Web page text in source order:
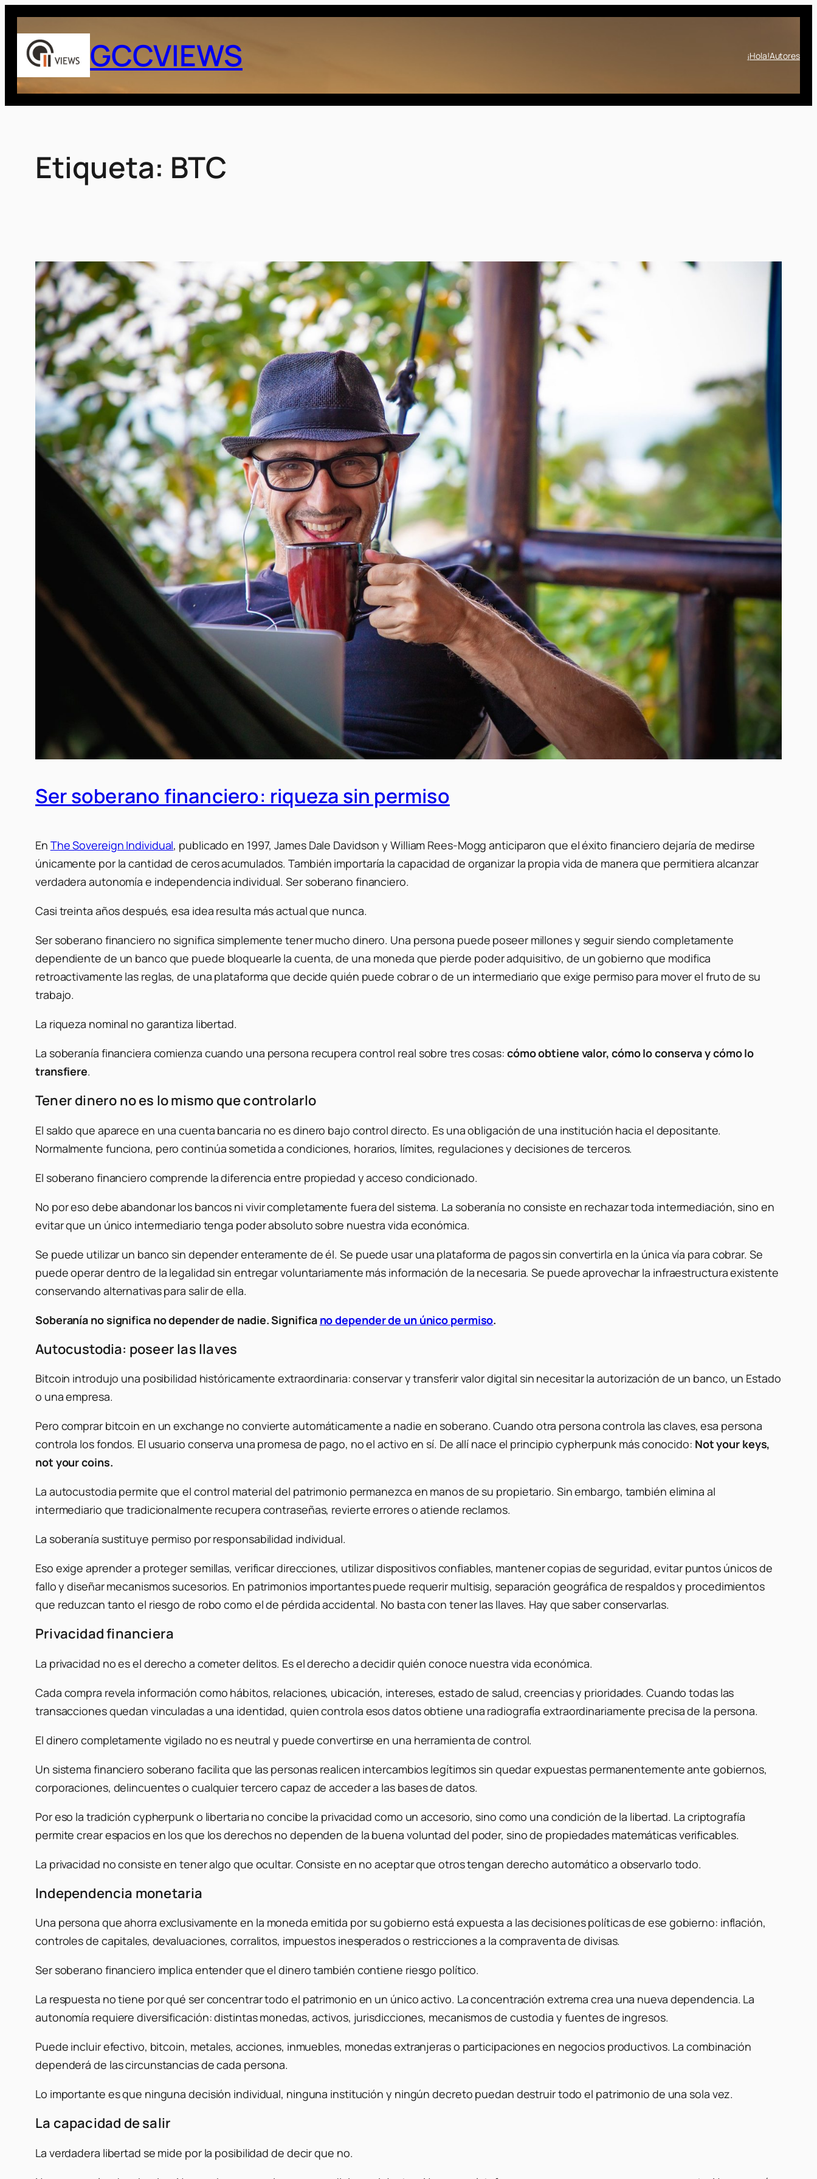
Saltar
contenido
GCCVIEWS ¡Hola!Autores
Etiqueta: BTC
Ser soberano financiero: riqueza sin permiso
En The Sovereign Individual, publicado en 1997, James Dale Davidson y William Rees-Mogg anticiparon que el éxito financiero dejaría de medirse
únicamente por la cantidad de ceros acumulados. También importaría la capacidad de organizar la propia vida de manera que permitiera alcanzar
verdadera autonomía e independencia individual. Ser soberano financiero.
Casi treinta años después, esa idea resulta más actual que nunca.
Ser soberano financiero no significa simplemente tener mucho dinero. Una persona puede poseer millones y seguir siendo completamente
dependiente de un banco que puede bloquearle la cuenta, de una moneda que pierde poder adquisitivo, de un gobierno que modifica
retroactivamente las reglas, de una plataforma que decide quién puede cobrar o de un intermediario que exige permiso para mover el fruto de su
trabajo.
La riqueza nominal no garantiza libertad.
La soberanía financiera comienza cuando una persona recupera control real sobre tres cosas: cómo obtiene valor, cómo lo conserva y cómo lo
transfiere.
Tener dinero no es lo mismo que controlarlo
El saldo que aparece en una cuenta bancaria no es dinero bajo control directo. Es una obligación de una institución hacia el depositante.
Normalmente funciona, pero continúa sometida a condiciones, horarios, límites, regulaciones y decisiones de terceros.
El soberano financiero comprende la diferencia entre propiedad y acceso condicionado.
No por eso debe abandonar los bancos ni vivir completamente fuera del sistema. La soberanía no consiste en rechazar toda intermediación, sino en
evitar que un único intermediario tenga poder absoluto sobre nuestra vida económica.
Se puede utilizar un banco sin depender enteramente de él. Se puede usar una plataforma de pagos sin convertirla en la única vía para cobrar. Se
puede operar dentro de la legalidad sin entregar voluntariamente más información de la necesaria. Se puede aprovechar la infraestructura existente
conservando alternativas para salir de ella.
Soberanía no significa no depender de nadie. Significa no depender de un único permiso.
Autocustodia: poseer las llaves
Bitcoin introdujo una posibilidad históricamente extraordinaria: conservar y transferir valor digital sin necesitar la autorización de un banco, un Estado
o una empresa.
Pero comprar bitcoin en un exchange no convierte automáticamente a nadie en soberano. Cuando otra persona controla las claves, esa persona
controla los fondos. El usuario conserva una promesa de pago, no el activo en sí. De allí nace el principio cypherpunk más conocido: Not your keys,
not your coins.
La autocustodia permite que el control material del patrimonio permanezca en manos de su propietario. Sin embargo, también elimina al
intermediario que tradicionalmente recupera contraseñas, revierte errores o atiende reclamos.
La soberanía sustituye permiso por responsabilidad individual.
Eso exige aprender a proteger semillas, verificar direcciones, utilizar dispositivos confiables, mantener copias de seguridad, evitar puntos únicos de
fallo y diseñar mecanismos sucesorios. En patrimonios importantes puede requerir multisig, separación geográfica de respaldos y procedimientos
que reduzcan tanto el riesgo de robo como el de pérdida accidental. No basta con tener las llaves. Hay que saber conservarlas.
Privacidad financiera
La privacidad no es el derecho a cometer delitos. Es el derecho a decidir quién conoce nuestra vida económica.
Cada compra revela información como hábitos, relaciones, ubicación, intereses, estado de salud, creencias y prioridades. Cuando todas las
transacciones quedan vinculadas a una identidad, quien controla esos datos obtiene una radiografía extraordinariamente precisa de la persona.
El dinero completamente vigilado no es neutral y puede convertirse en una herramienta de control.
Un sistema financiero soberano facilita que las personas realicen intercambios legítimos sin quedar expuestas permanentemente ante gobiernos,
corporaciones, delincuentes o cualquier tercero capaz de acceder a las bases de datos.
Por eso la tradición cypherpunk o libertaria no concibe la privacidad como un accesorio, sino como una condición de la libertad. La criptografía
permite crear espacios en los que los derechos no dependen de la buena voluntad del poder, sino de propiedades matemáticas verificables.
La privacidad no consiste en tener algo que ocultar. Consiste en no aceptar que otros tengan derecho automático a observarlo todo.
Independencia monetaria
Una persona que ahorra exclusivamente en la moneda emitida por su gobierno está expuesta a las decisiones políticas de ese gobierno: inflación,
controles de capitales, devaluaciones, corralitos, impuestos inesperados o restricciones a la compraventa de divisas.
Ser soberano financiero implica entender que el dinero también contiene riesgo político.
La respuesta no tiene por qué ser concentrar todo el patrimonio en un único activo. La concentración extrema crea una nueva dependencia. La
autonomía requiere diversificación: distintas monedas, activos, jurisdicciones, mecanismos de custodia y fuentes de ingresos.
Puede incluir efectivo, bitcoin, metales, acciones, inmuebles, monedas extranjeras o participaciones en negocios productivos. La combinación
dependerá de las circunstancias de cada persona.
Lo importante es que ninguna decisión individual, ninguna institución y ningún decreto puedan destruir todo el patrimonio de una sola vez.
La capacidad de salir
La verdadera libertad se mide por la posibilidad de decir que no.